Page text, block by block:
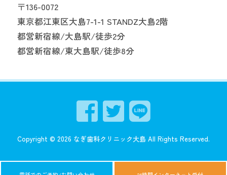
〒136-0072
東京都江東区大島7-1-1 STANDZ大島2階
都営新宿線/大島駅/徒歩2分
都営新宿線/東大島駅/徒歩8分
Copyright © 2026 なぎ歯科クリニック大島 All Rights Reserved.